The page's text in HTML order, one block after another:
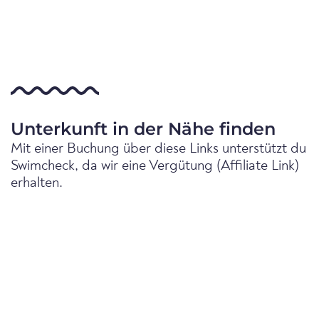
Unterkunft in der Nähe finden
Mit einer Buchung über diese Links unterstützt du
Swimcheck, da wir eine Vergütung (Affiliate Link)
erhalten.